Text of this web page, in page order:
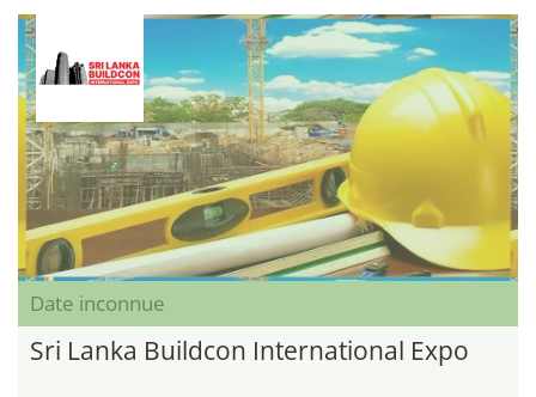
Date inconnue
Sri Lanka Buildcon International Expo